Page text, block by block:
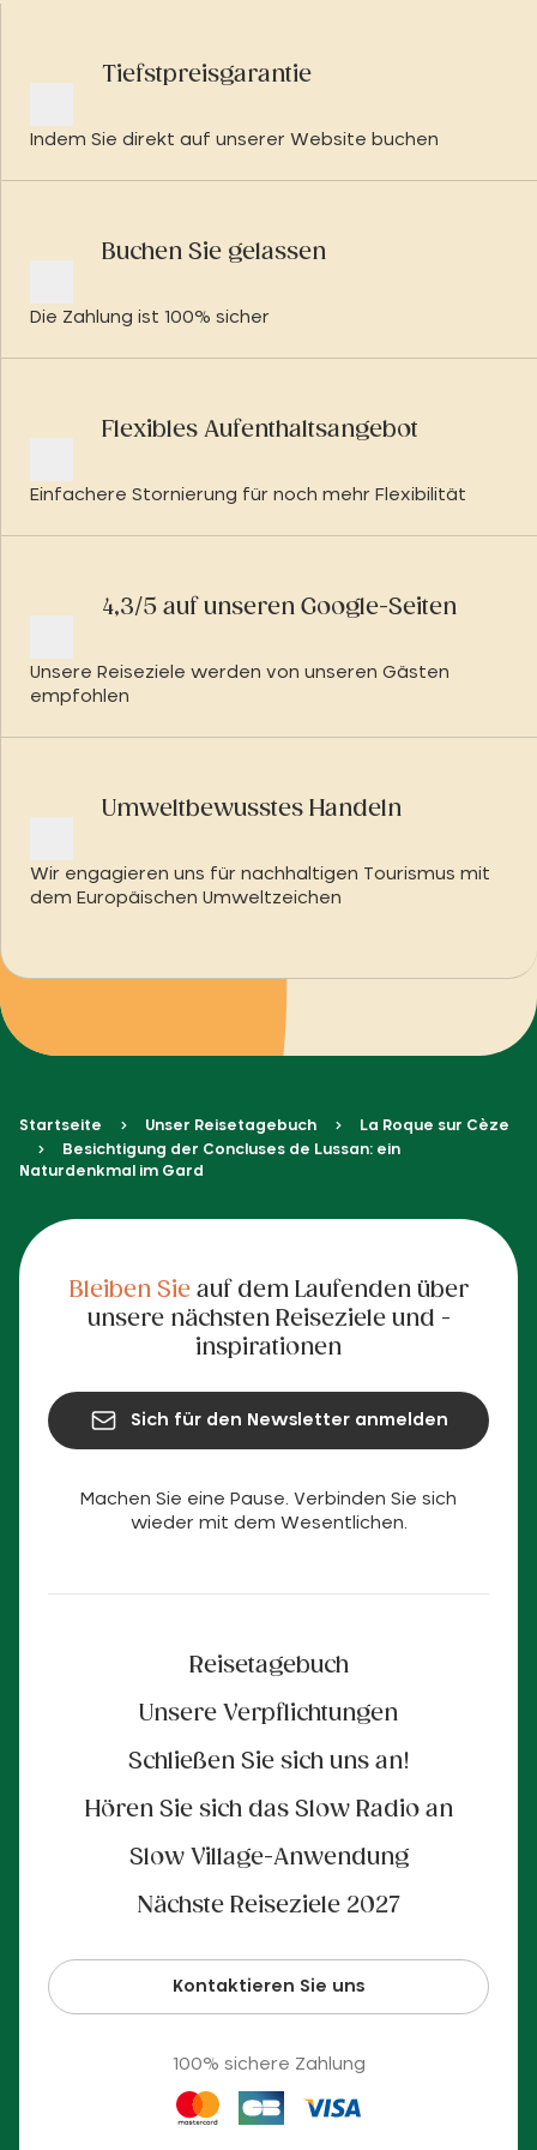
Tiefstpreisgarantie
Indem Sie direkt auf unserer Website buchen
Buchen Sie gelassen
Die Zahlung ist 100% sicher
Flexibles Aufenthaltsangebot
Einfachere Stornierung für noch mehr Flexibilität
4,3/5 auf unseren Google-Seiten
Unsere Reiseziele werden von unseren Gästen
empfohlen
Umweltbewusstes Handeln
Wir engagieren uns für nachhaltigen Tourismus mit
dem Europäischen Umweltzeichen
Startseite Unser Reisetagebuch
La Roque sur Cèze
Besichtigung der Concluses de Lussan: ein
Naturdenkmal im Gard
Machen Sie eine Pause. Verbinden Sie sich
wieder mit dem Wesentlichen.
Reisetagebuch
Unsere Verpflichtungen
Schließen Sie sich uns an!
Hören Sie sich das Slow Radio an
Slow Village-Anwendung
Nächste Reiseziele 2027
Kontaktieren Sie uns
100% sichere Zahlung
Bleiben Sieauf dem Laufenden über
unsere nächsten Reiseziele und -
inspirationen
Sich für den Newsletter anmelden